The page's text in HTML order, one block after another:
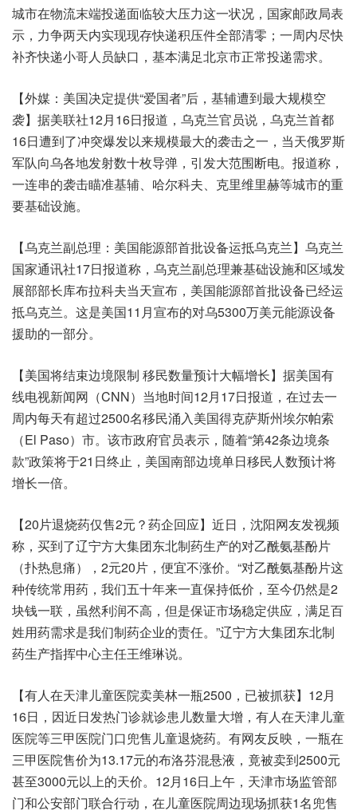
城市在物流末端投递面临较大压力这一状况，国家邮政局表
示，力争两天内实现现存快递积压件全部清零；一周内尽快
补齐快递小哥人员缺口，基本满足北京市正常投递需求。
【外媒：美国决定提供“爱国者”后，基辅遭到最大规模空
袭】据美联社12月16日报道，乌克兰官员说，乌克兰首都
16日遭到了冲突爆发以来规模最大的袭击之一，当天俄罗斯
军队向乌各地发射数十枚导弹，引发大范围断电。报道称，
一连串的袭击瞄准基辅、哈尔科夫、克里维里赫等城市的重
要基础设施。
【乌克兰副总理：美国能源部首批设备运抵乌克兰】乌克兰
国家通讯社17日报道称，乌克兰副总理兼基础设施和区域发
展部部长库布拉科夫当天宣布，美国能源部首批设备已经运
抵乌克兰。这是美国11月宣布的对乌5300万美元能源设备
援助的一部分。
【美国将结束边境限制 移民数量预计大幅增长】据美国有
线电视新闻网（CNN）当地时间12月17日报道，在过去一
周内每天有超过2500名移民涌入美国得克萨斯州埃尔帕索
（El Paso）市。该市政府官员表示，随着“第42条边境条
款”政策将于21日终止，美国南部边境单日移民人数预计将
增长一倍。
【20片退烧药仅售2元？药企回应】近日，沈阳网友发视频
称，买到了辽宁方大集团东北制药生产的对乙酰氨基酚片
（扑热息痛），2元20片，便宜不涨价。“对乙酰氨基酚片这
种传统常用药，我们五十年来一直保持低价，至今仍然是2
块钱一联，虽然利润不高，但是保证市场稳定供应，满足百
姓用药需求是我们制药企业的责任。”辽宁方大集团东北制
药生产指挥中心主任王维琳说。
【有人在天津儿童医院卖美林一瓶2500，已被抓获】12月
16日，因近日发热门诊就诊患儿数量大增，有人在天津儿童
医院等三甲医院门口兜售儿童退烧药。有网友反映，一瓶在
三甲医院售价为13.17元的布洛芬混悬液，竟被卖到2500元
甚至3000元以上的天价。12月16日上午，天津市场监管部
门和公安部门联合行动，在儿童医院周边现场抓获1名兜售